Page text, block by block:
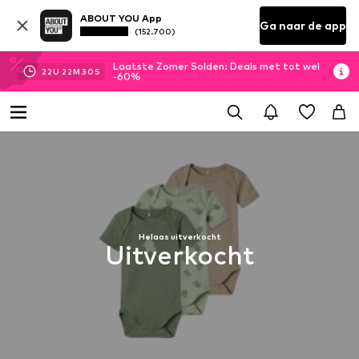
ABOUT YOU App
(152.700) Ga naar de app
22U 22M 29 S
Laatste Zomer Solden: Deals met tot wel
-60%
Helaas uitverkocht
Uitverkocht